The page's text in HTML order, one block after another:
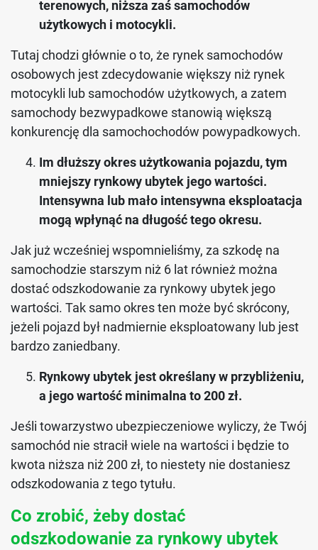
terenowych, niższa zaś samochodów
użytkowych i motocykli.
Tutaj chodzi głównie o to, że rynek samochodów
osobowych jest zdecydowanie większy niż rynek
motocykli lub samochodów użytkowych, a zatem
samochody bezwypadkowe stanowią większą
konkurencję dla samochochodów powypadkowych.
Im dłuższy okres użytkowania pojazdu, tym
mniejszy rynkowy ubytek jego wartości.
Intensywna lub mało intensywna eksploatacja
mogą wpłynąć na długość tego okresu.
Jak już wcześniej wspomnieliśmy, za szkodę na
samochodzie starszym niż 6 lat również można
dostać odszkodowanie za rynkowy ubytek jego
wartości. Tak samo okres ten może być skrócony,
jeżeli pojazd był nadmiernie eksploatowany lub jest
bardzo zaniedbany.
Rynkowy ubytek jest określany w przybliżeniu,
a jego wartość minimalna to 200 zł.
Jeśli towarzystwo ubezpieczeniowe wyliczy, że Twój
samochód nie stracił wiele na wartości i będzie to
kwota niższa niż 200 zł, to niestety nie dostaniesz
odszkodowania z tego tytułu.
Co zrobić, żeby dostać
odszkodowanie za rynkowy ubytek